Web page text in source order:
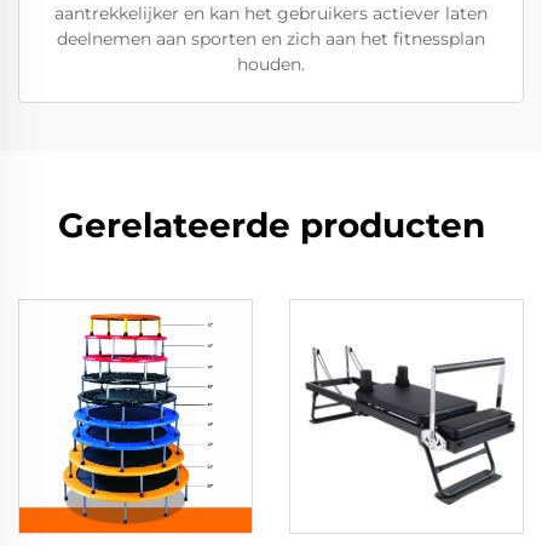
aantrekkelijker en kan het gebruikers actiever laten
deelnemen aan sporten en zich aan het fitnessplan
houden.
Gerelateerde producten